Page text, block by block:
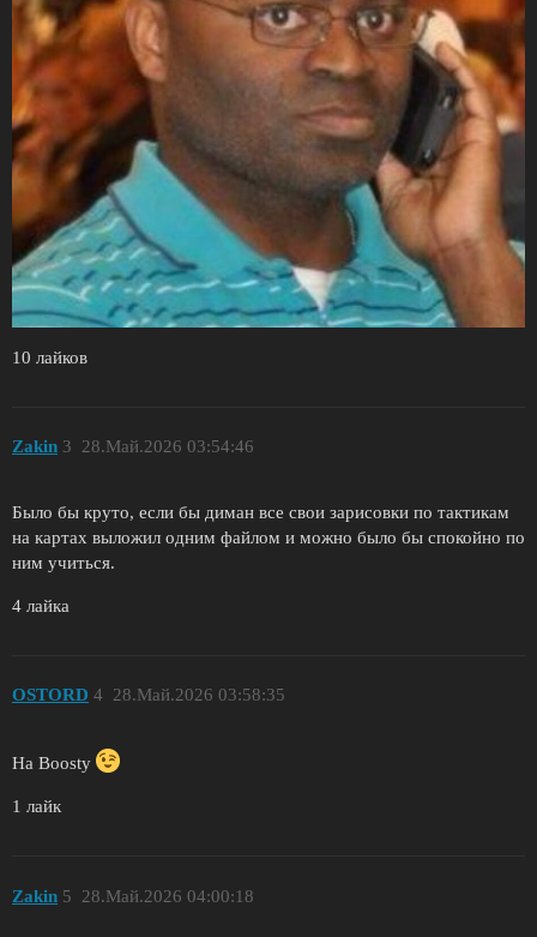
10 лайков
Zakin 28.Май.2026 03:54:46
3
Было бы круто, если бы диман все свои зарисовки по тактикам
на картах выложил одним файлом и можно было бы спокойно по
ним учиться.
4 лайка
OSTORD 28.Май.2026 03:58:35
4
На Boosty
1 лайк
Zakin 28.Май.2026 04:00:18
5